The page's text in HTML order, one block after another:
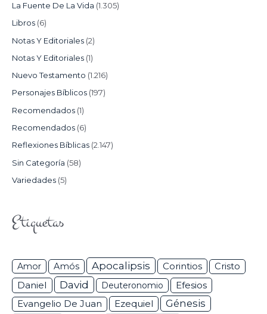
La Fuente De La Vida (1.305)
Libros (6)
Notas Y Editoriales (2)
Notas Y Editoriales (1)
Nuevo Testamento (1.216)
Personajes Bíblicos (197)
Recomendados (1)
Recomendados (6)
Reflexiones Bíblicas (2.147)
Sin Categoría (58)
Variedades (5)
Etiquetas
Amor Amós Apocalipsis Corintios Cristo
Daniel David Deuteronomio Efesios
Evangelio De Juan Ezequiel
Génesis